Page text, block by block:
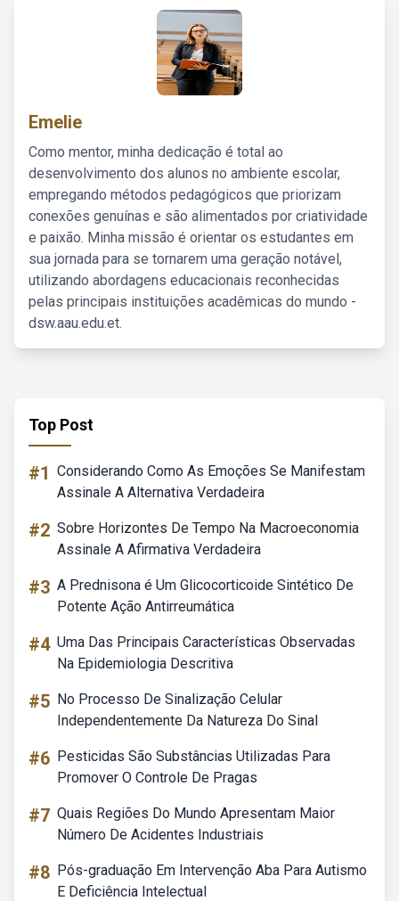
Emelie
Como mentor, minha dedicação é total ao
desenvolvimento dos alunos no ambiente escolar,
empregando métodos pedagógicos que priorizam
conexões genuínas e são alimentados por criatividade
e paixão. Minha missão é orientar os estudantes em
sua jornada para se tornarem uma geração notável,
utilizando abordagens educacionais reconhecidas
pelas principais instituições acadêmicas do mundo -
dsw.aau.edu.et.
Top Post
#1 Considerando Como As Emoções Se Manifestam
Assinale A Alternativa Verdadeira
#2 Sobre Horizontes De Tempo Na Macroeconomia
Assinale A Afirmativa Verdadeira
#3 A Prednisona é Um Glicocorticoide Sintético De
Potente Ação Antirreumática
#4 Uma Das Principais Características Observadas
Na Epidemiologia Descritiva
#5 No Processo De Sinalização Celular
Independentemente Da Natureza Do Sinal
#6 Pesticidas São Substâncias Utilizadas Para
Promover O Controle De Pragas
#7 Quais Regiões Do Mundo Apresentam Maior
Número De Acidentes Industriais
#8 Pós-graduação Em Intervenção Aba Para Autismo
E Deficiência Intelectual